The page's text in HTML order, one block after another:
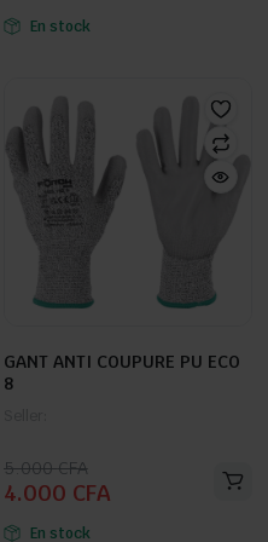
initial
actuel
En stock
GANT ANTI COUPURE PU ECO
8
5.000CFA
Le
prix
initial
4.000 CFA
Le
prix
actuel
En stock